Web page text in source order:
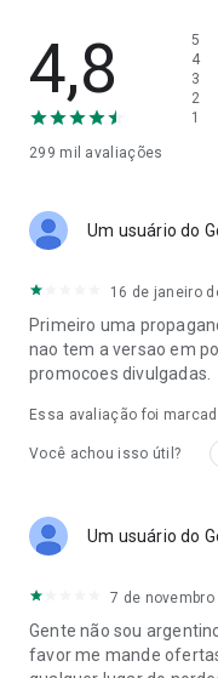
4,8
299 mil avaliações
5
4
3
2
1
Um usuário do
16 de janeiro
Primeiro uma
nao tem a versao em
promocoes divulgadas.
Essa avaliação foi
Você achou isso útil?
Um usuário do
7 de novembro
Gente não sou
favor me mande